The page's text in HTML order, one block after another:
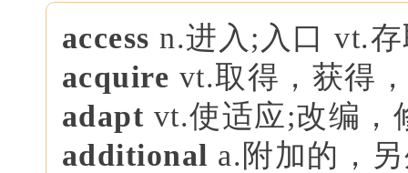
access n.进入;入口 vt.
acquire vt.取得，获得
adapt vt.使适应;改编
additional a.附加的，